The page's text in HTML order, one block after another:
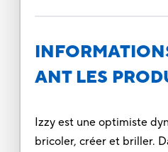
ANT LES
Izzy est une optimiste
bricoler, créer et briller.